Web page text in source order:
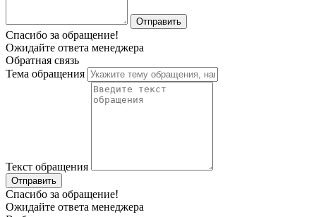
Отправить
Спасибо за обращение!
Ожидайте ответа менеджера
Обратная связь
Тема обращения
Текст обращения
Отправить
Спасибо за обращение!
Ожидайте ответа менеджера